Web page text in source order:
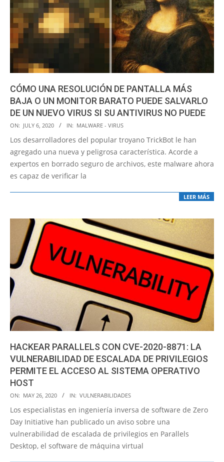
CÓMO UNA RESOLUCIÓN DE PANTALLA MÁS
BAJA O UN MONITOR BARATO PUEDE SALVARLO
DE UN NUEVO VIRUS SI SU ANTIVIRUS NO PUEDE
2020-
07-
06
ON: JULY 6, 2020 IN: MALWARE - VIRUS
Los desarrolladores del popular troyano TrickBot le han
agregado una nueva y peligrosa característica. Acorde a
expertos en borrado seguro de archivos, este malware ahora
es capaz de verificar la
LEER MÁS
HACKEAR PARALLELS CON CVE-2020-8871: LA
VULNERABILIDAD DE ESCALADA DE PRIVILEGIOS
PERMITE EL ACCESO AL SISTEMA OPERATIVO
HOST
2020-
05-
26
ON: MAY 26, 2020 IN: VULNERABILIDADES
Los especialistas en ingeniería inversa de software de Zero
Day Initiative han publicado un aviso sobre una
vulnerabilidad de escalada de privilegios en Parallels
Desktop, el software de máquina virtual